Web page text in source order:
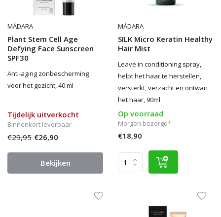
MÁDARA
Plant Stem Cell Age
Defying Face Sunscreen
SPF30
Anti-aging zonbescherming
voor het gezicht, 40 ml
Tijdelijk uitverkocht
Binnenkort leverbaar
€29,95 €26,90
Bekijken
MÁDARA
SILK Micro Keratin Healthy
Hair Mist
Leave in conditioning spray,
helpt het haar te herstellen,
versterkt, verzacht en ontwart
het haar, 90ml
Op voorraad
Morgen bezorgd*
€18,90